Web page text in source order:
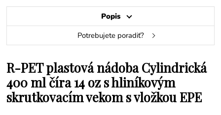
Popis
Potrebujete poradiť?
R-PET plastová nádoba Cylindrická
400 ml číra 14 oz s hliníkovým
skrutkovacím vekom s vložkou EPE